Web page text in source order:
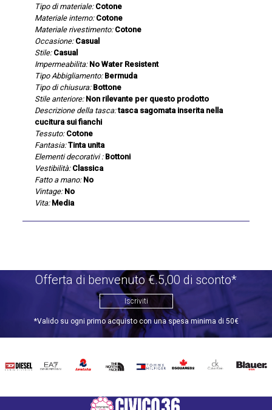
Tipo di materiale: Cotone
Materiale interno: Cotone
Materiale rivestimento: Cotone
Occasione: Casual
Stile: Casual
Impermeabilita: No Water Resistent
Tipo Abbigliamento: Bermuda
Tipo di chiusura: Bottone
Stile anteriore: Non rilevante per questo prodotto
Descrizione della tasca: tasca sagomata inserita nella
cucitura sui fianchi
Tessuto: Cotone
Fantasia: Tinta unita
Elementi decorativi : Bottoni
Vestibilità: Classica
Fatto a mano: No
Vintage: No
Vita: Media
Offerta di benvenuto €.5,00 di sconto*
Iscriviti
*Valido su ogni primo acquisto con una spesa minima di 50€
DIESEL EA7 INVICTATHE
TOMMY
DSQUARED2
CALVIN BLAUER